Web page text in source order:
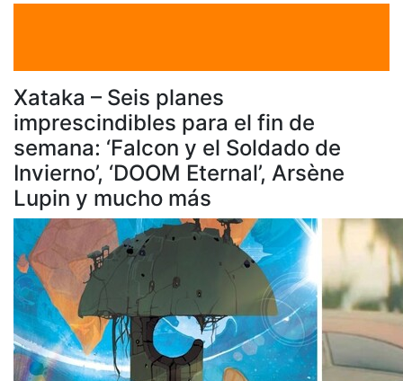
Xataka – Seis planes
imprescindibles para el fin de
semana: ‘Falcon y el Soldado de
Invierno’, ‘DOOM Eternal’, Arsène
Lupin y mucho más